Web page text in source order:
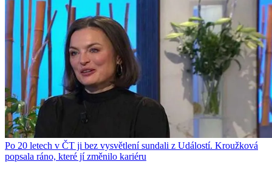
Po 20 letech v ČT ji bez vysvětlení sundali z Událostí. Kroužková
popsala ráno, které jí změnilo kariéru